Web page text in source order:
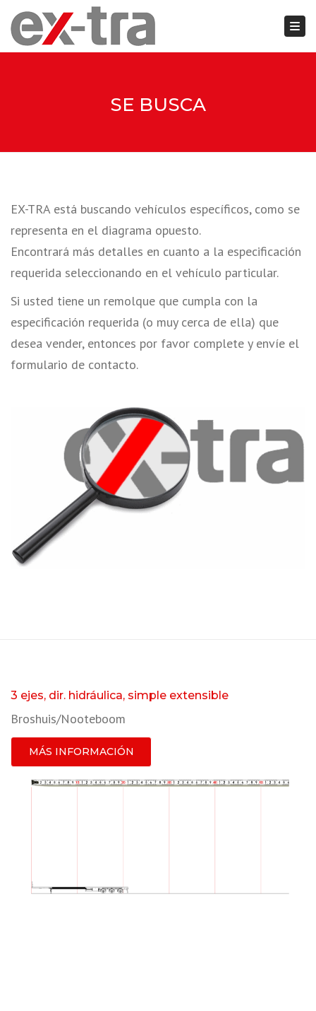
SE BUSCA
EX-TRA está buscando vehículos específicos, como se
representa en el diagrama opuesto.
Encontrará más detalles en cuanto a la especificación
requerida seleccionando en el vehículo particular.
Si usted tiene un remolque que cumpla con la
especificación requerida (o muy cerca de ella) que
desea vender, entonces por favor complete y envíe el
formulario de contacto.
3 ejes, dir. hidráulica, simple extensible
Broshuis/Nooteboom
MÁS INFORMACIÓN